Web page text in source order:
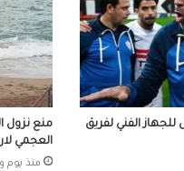
الفني لفريق
منع نزول
العجمي
منذ يوم